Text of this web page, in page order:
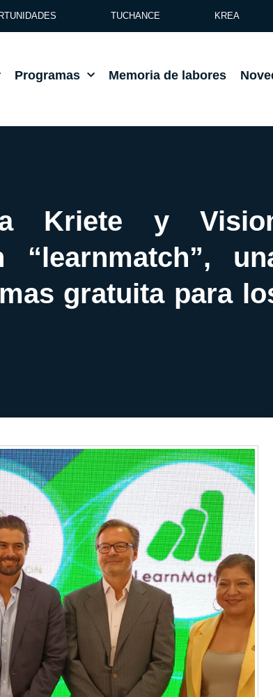
TUCHANCE KREA
Programas Memoria de labores
Kriete y
“learnmatch”,
gratuita para